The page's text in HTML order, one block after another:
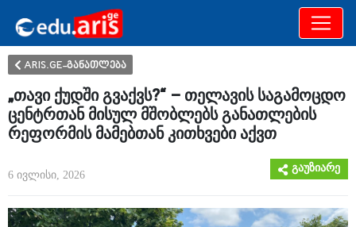
განათლება
ARIS.GE-განათლება
„თავი ქუდში გვაქვს?“ – თელავის საგამოცდო
ცენტრთან მისულ მშობლებს განათლების
რეფორმის მამებთან კითხვები აქვთ
6 ივლისი, 2026
გაუზიარე